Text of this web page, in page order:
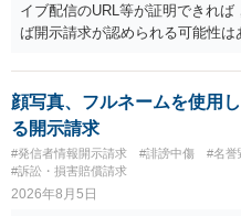
イブ配信のURL等が証明できれ
ば開示請求が認められる可能性は
顔写真、フルネームを使用
る開示請求
#発信者情報開示請求 #誹謗中傷 #名誉
#訴訟・損害賠償請求
2026年8月5日